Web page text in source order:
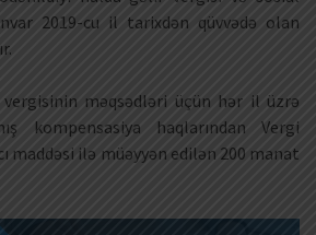
2019-cu il tarixdən qüvvədə olan
məqsədləri üçün hər il üzrə
kompensasiya haqlarından Vergi
maddəsi ilə müəyyən edilən 200 manat